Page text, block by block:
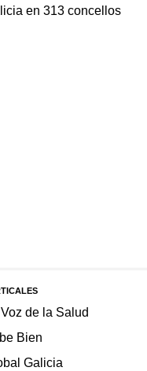
en 313 concellos
Voz de la Salud
Bien
Galicia